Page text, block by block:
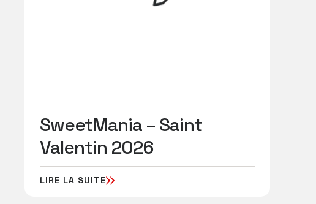
SweetMania – Saint
Valentin 2026
LIRE LA SUITE